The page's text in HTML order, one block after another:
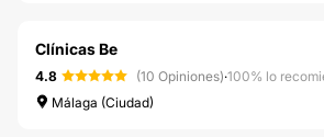
Clínicas Be
4.8 (10 Opiniones)·100% lo
Málaga (Ciudad)